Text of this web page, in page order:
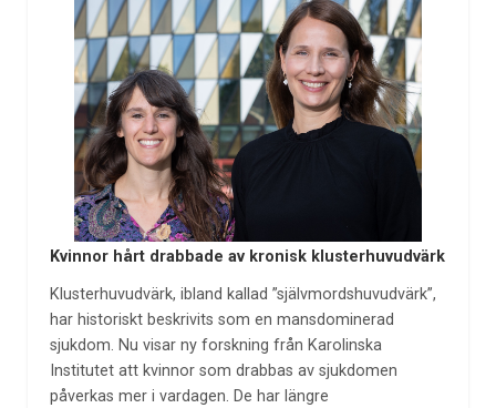
Kvinnor hårt drabbade av kronisk klusterhuvudvärk
Klusterhuvudvärk, ibland kallad ”självmordshuvudvärk”,
har historiskt beskrivits som en mansdominerad
sjukdom. Nu visar ny forskning från Karolinska
Institutet att kvinnor som drabbas av sjukdomen
påverkas mer i vardagen. De har längre